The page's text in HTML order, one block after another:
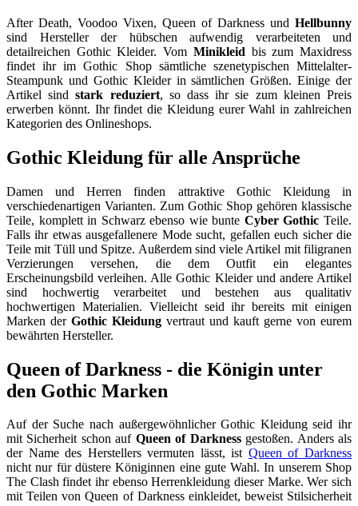
After Death, Voodoo Vixen, Queen of Darkness und Hellbunny
sind Hersteller der hübschen aufwendig verarbeiteten und
detailreichen Gothic Kleider. Vom Minikleid bis zum Maxidress
findet ihr im Gothic Shop sämtliche szenetypischen Mittelalter-
Steampunk und Gothic Kleider in sämtlichen Größen. Einige der
Artikel sindstark reduziert, so dass ihr sie zum kleinen Preis
erwerben könnt. Ihr findet die Kleidung eurer Wahl in zahlreichen
Kategorien des Onlineshops.
Gothic Kleidung für alle Ansprüche
Damen und Herren finden attraktive Gothic Kleidung in
verschiedenartigen Varianten. Zum Gothic Shop gehören klassische
Teile, komplett in Schwarz ebenso wie bunte Cyber Gothic Teile.
Falls ihr etwas ausgefallenere Mode sucht, gefallen euch sicher die
Teile mit Tüll und Spitze. Außerdem sind viele Artikel mit filigranen
Verzierungen versehen, die dem Outfit ein elegantes
Erscheinungsbild verleihen. Alle Gothic Kleider und andere Artikel
sind hochwertig verarbeitet und bestehen aus qualitativ
hochwertigen Materialien. Vielleicht seid ihr bereits mit einigen
Marken der Gothic Kleidung vertraut und kauft gerne von eurem
bewährten Hersteller.
Queen of Darkness - die Königin unter
den Gothic Marken
Auf der Suche nach außergewöhnlicher Gothic Kleidung seid ihr
mit Sicherheit schon auf Queen of Darknessgestoßen. Anders als
der Name des Herstellers vermuten lässt, ist Queen of Darkness
nicht nur für düstere Königinnen eine gute Wahl. In unserem Shop
The Clash findet ihr ebenso Herrenkleidung dieser Marke. Wer sich
mit Teilen von Queen of Darkness einkleidet, beweist Stilsicherheit